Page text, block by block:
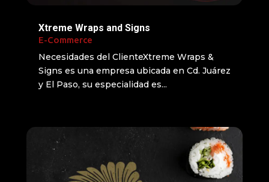
Xtreme Wraps and Signs
E-Commerce
Necesidades del ClienteXtreme Wraps &
Signs es una empresa ubicada en Cd. Juárez
y El Paso, su especialidad es...